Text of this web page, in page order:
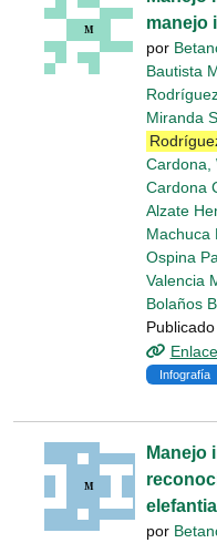
manejo
por
Bautista
Miranda
Cardona,
Cardona
Alzate
Machuca
Ospina
Valencia
Bolaños
Infografía
Manejo
por